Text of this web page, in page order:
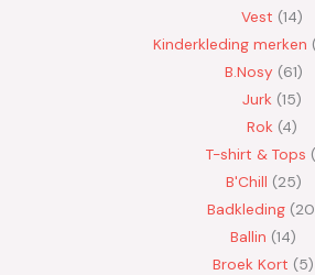
Vest 14
Kinderkleding merken
B.Nosy 61
Jurk 15
Rok 4
T-shirt & Tops
B'Chill 25
Badkleding 20
Ballin 14
Broek Kort 5